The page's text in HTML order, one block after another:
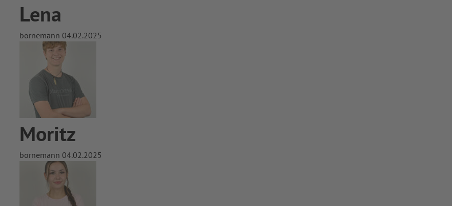
Lena
bornemann 04.02.2025
Moritz
bornemann 04.02.2025